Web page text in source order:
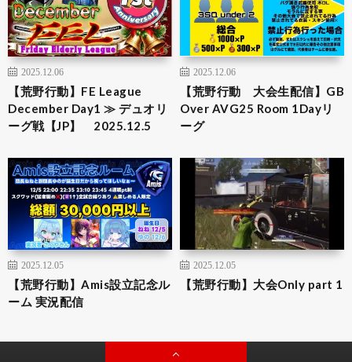
2025.12.06
【荒野行動】FE League
December Day1 ≫ デュオリ
ーグ戦【JP】 2025.12.5
2025.12.06
【荒野行動 大会生配信】GB
Over AVG25 Room 1Dayリ
ーグ
2025.12.05
【荒野行動】Amis設立記念ル
ーム 実況配信
2025.12.05
【荒野行動】大会Only part 1